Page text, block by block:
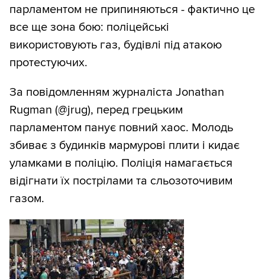
парламентом не припиняються - фактично це
все ще зона бою: поліцейські
використовують газ, будівлі під атакою
протестуючих.
За повідомленням журналіста Jonathan
Rugman (@jrug), перед грецьким
парламентом панує повний хаос. Молодь
збиває з будинків мармурові плити і кидає
уламками в поліцію. Поліція намагається
відігнати їх пострілами та сльозоточивим
газом.